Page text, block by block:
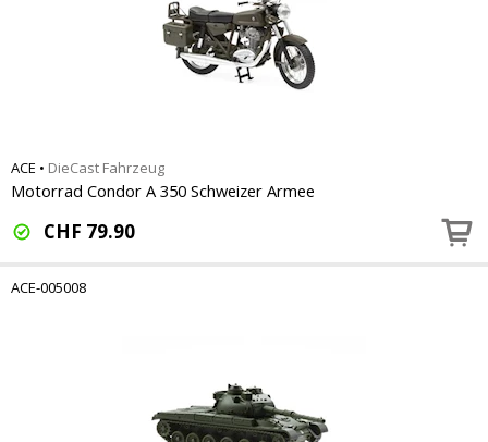
ACE • DieCast Fahrzeug
Motorrad Condor A 350 Schweizer Armee
CHF 79.90
ACE-005008